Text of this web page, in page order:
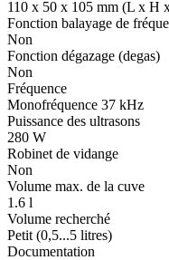
110 x 50 x 105 mm (L x H
Fonction balayage de
Non
Fonction dégazage (degas)
Non
Fréquence
Monofréquence 37 kHz
Puissance des ultrasons
280 W
Robinet de vidange
Non
Volume max. de la cuve
1.6 l
Volume recherché
Petit (0,5...5 litres)
Documentation